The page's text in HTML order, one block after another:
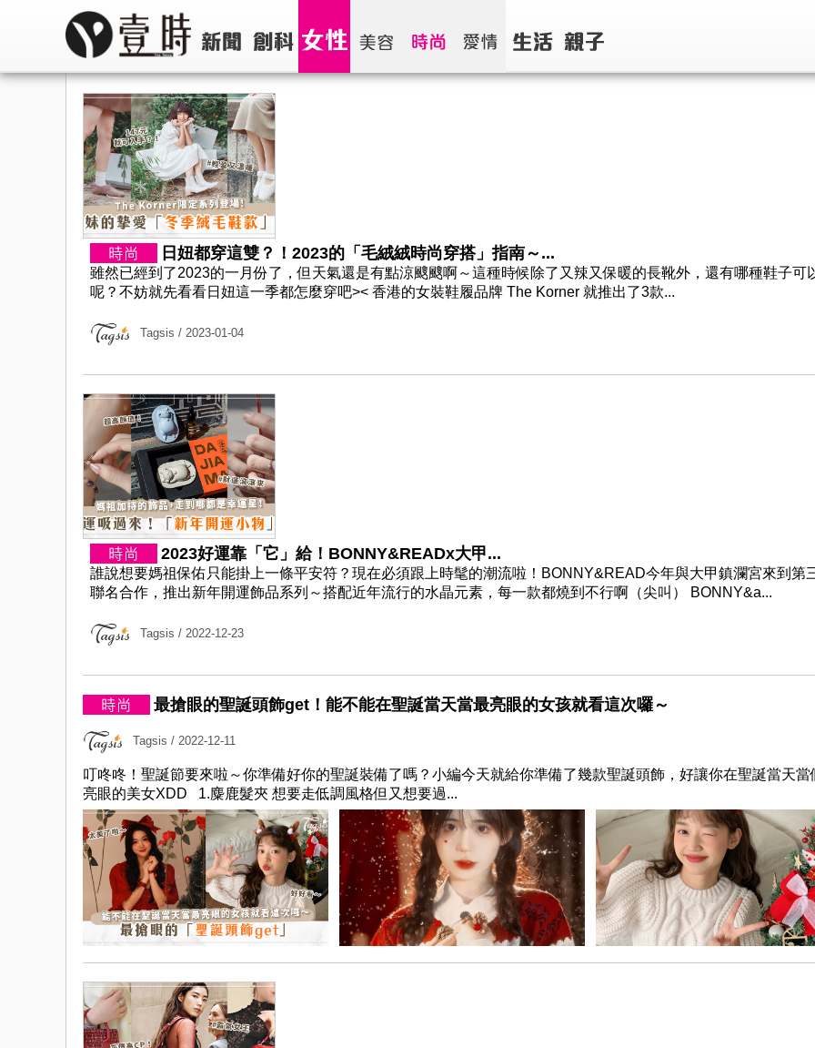
日妞都穿這雙？！2023的「毛絨絨時尚穿搭」指南～...
雖然已經到了2023的一月份了，但天氣還是有點涼颼颼啊～這種時候除了又辣又保暖的長靴外，還有哪種鞋子可
呢？不妨就先看看日妞這一季都怎麼穿吧>< 香港的女裝鞋履品牌 The Korner 就推出了3款...
Tagsis / 2023-01-04
2023好運靠「它」給！BONNY&READx大甲...
誰說想要媽祖保佑只能掛上一條平安符？現在必須跟上時髦的潮流啦！BONNY&READ今年與大甲鎮瀾宮來到第
聯名合作，推出新年開運飾品系列～搭配近年流行的水晶元素，每一款都燒到不行啊（尖叫） BONNY&a...
Tagsis / 2022-12-23
最搶眼的聖誕頭飾get！能不能在聖誕當天當最亮眼的女孩就看這次囉～
Tagsis / 2022-12-11
叮咚咚！聖誕節要來啦～你準備好你的聖誕裝備了嗎？小編今天就給你準備了幾款聖誕頭飾，好讓你在聖誕當天當
亮眼的美女XDD 1.麋鹿髮夾 想要走低調風格但又想要過...